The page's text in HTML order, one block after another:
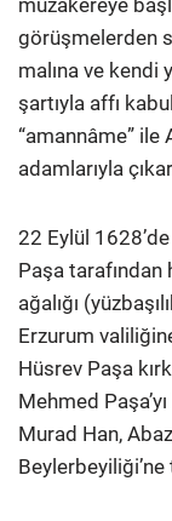
görüşmelerden
malına ve kendi
şartıyla affı
“amannâme”
adamlarıyla
22 Eylül
Paşa tarafından
ağalığı
Erzurum
Hüsrev Paşa
Mehmed
Murad Han,